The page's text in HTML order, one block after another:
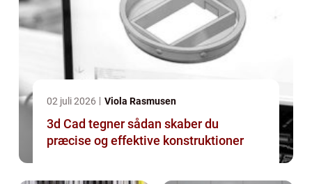
02 juli 2026 Viola Rasmusen
3d Cad tegner sådan skaber du
præcise og effektive konstruktioner